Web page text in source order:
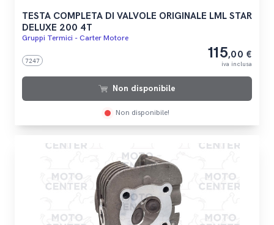
TESTA COMPLETA DI VALVOLE ORIGINALE LML STAR
DELUXE 200 4T
Gruppi Termici - Carter Motore
7247 115,00 €
iva inclusa
Non disponibile
Non disponibile!